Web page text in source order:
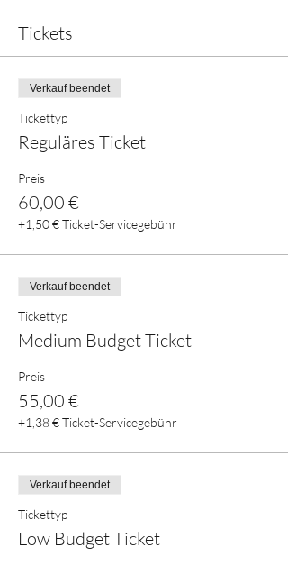
Tickets
Verkauf beendet
Tickettyp
Reguläres Ticket
Preis
60,00 €
+1,50 € Ticket-Servicegebühr
Verkauf beendet
Tickettyp
Medium Budget Ticket
Preis
55,00 €
+1,38 € Ticket-Servicegebühr
Verkauf beendet
Tickettyp
Low Budget Ticket